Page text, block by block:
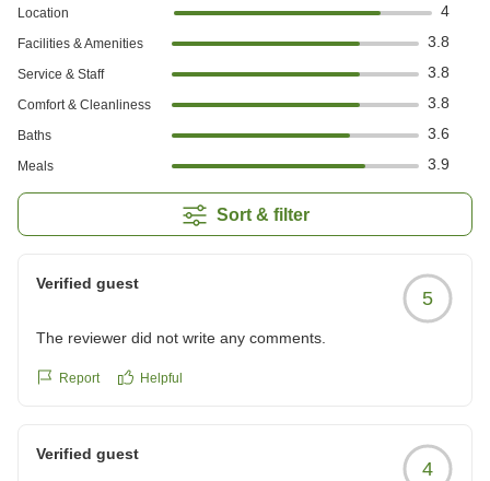
Location 4
Facilities & Amenities 3.8
Service & Staff 3.8
Comfort & Cleanliness 3.8
Baths 3.6
Meals 3.9
Sort & filter
Verified guest
5
The reviewer did not write any comments.
Report Helpful
Verified guest
4